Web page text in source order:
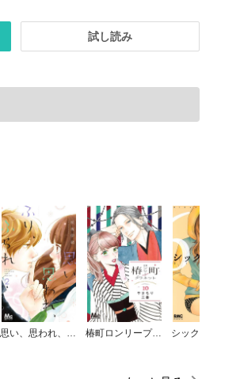
試し読み
思い、思われ、ふり、ふられ 椿町ロンリープラネット シックス ハーフ